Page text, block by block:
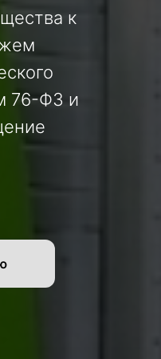
к
76-ФЗ и